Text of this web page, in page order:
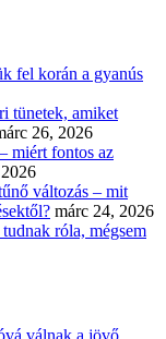
fel korán a gyanús
tünetek, amiket
26, 2026
miért fontos az
változás – mit
márc 24, 2026
róla, mégsem
válnak a jövő